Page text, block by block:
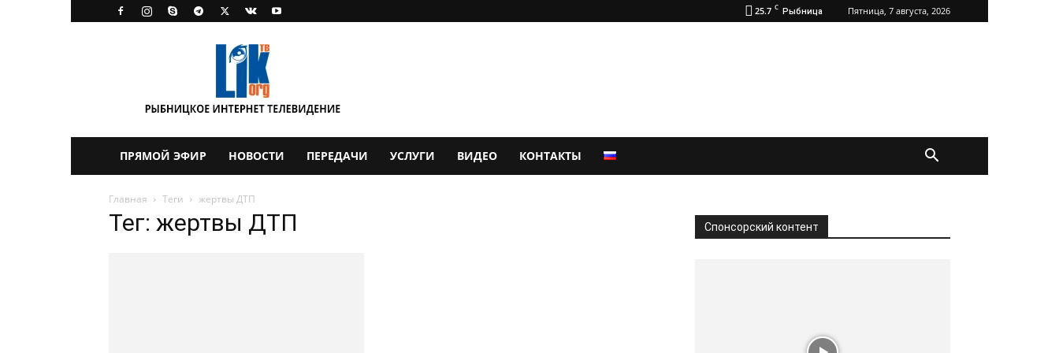
25.7 C Рыбница Пятница, 7 августа, 2026
ПРЯМОЙ ЭФИР НОВОСТИ ПЕРЕДАЧИ УСЛУГИ ВИДЕО КОНТАКТЫ
Главная Теги жертвы ДТП
Тег: жертвы ДТП Спонсорский контент